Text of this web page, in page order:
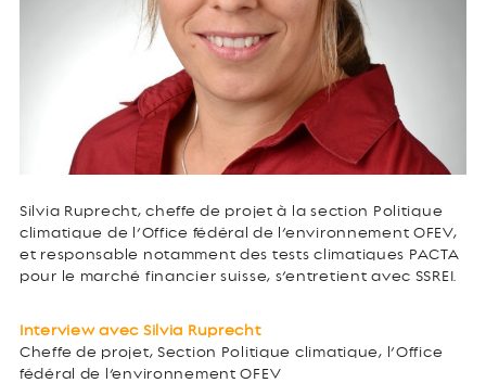
Silvia Ruprecht, cheffe de projet à la section Politique
climatique de l’Office fédéral de l’environnement OFEV,
et responsable notamment des tests climatiques PACTA
pour le marché financier suisse, s’entretient avec SSREI.
Interview avec Silvia Ruprecht
Cheffe de projet, Section Politique climatique, l’Office
fédéral de l’environnement OFEV